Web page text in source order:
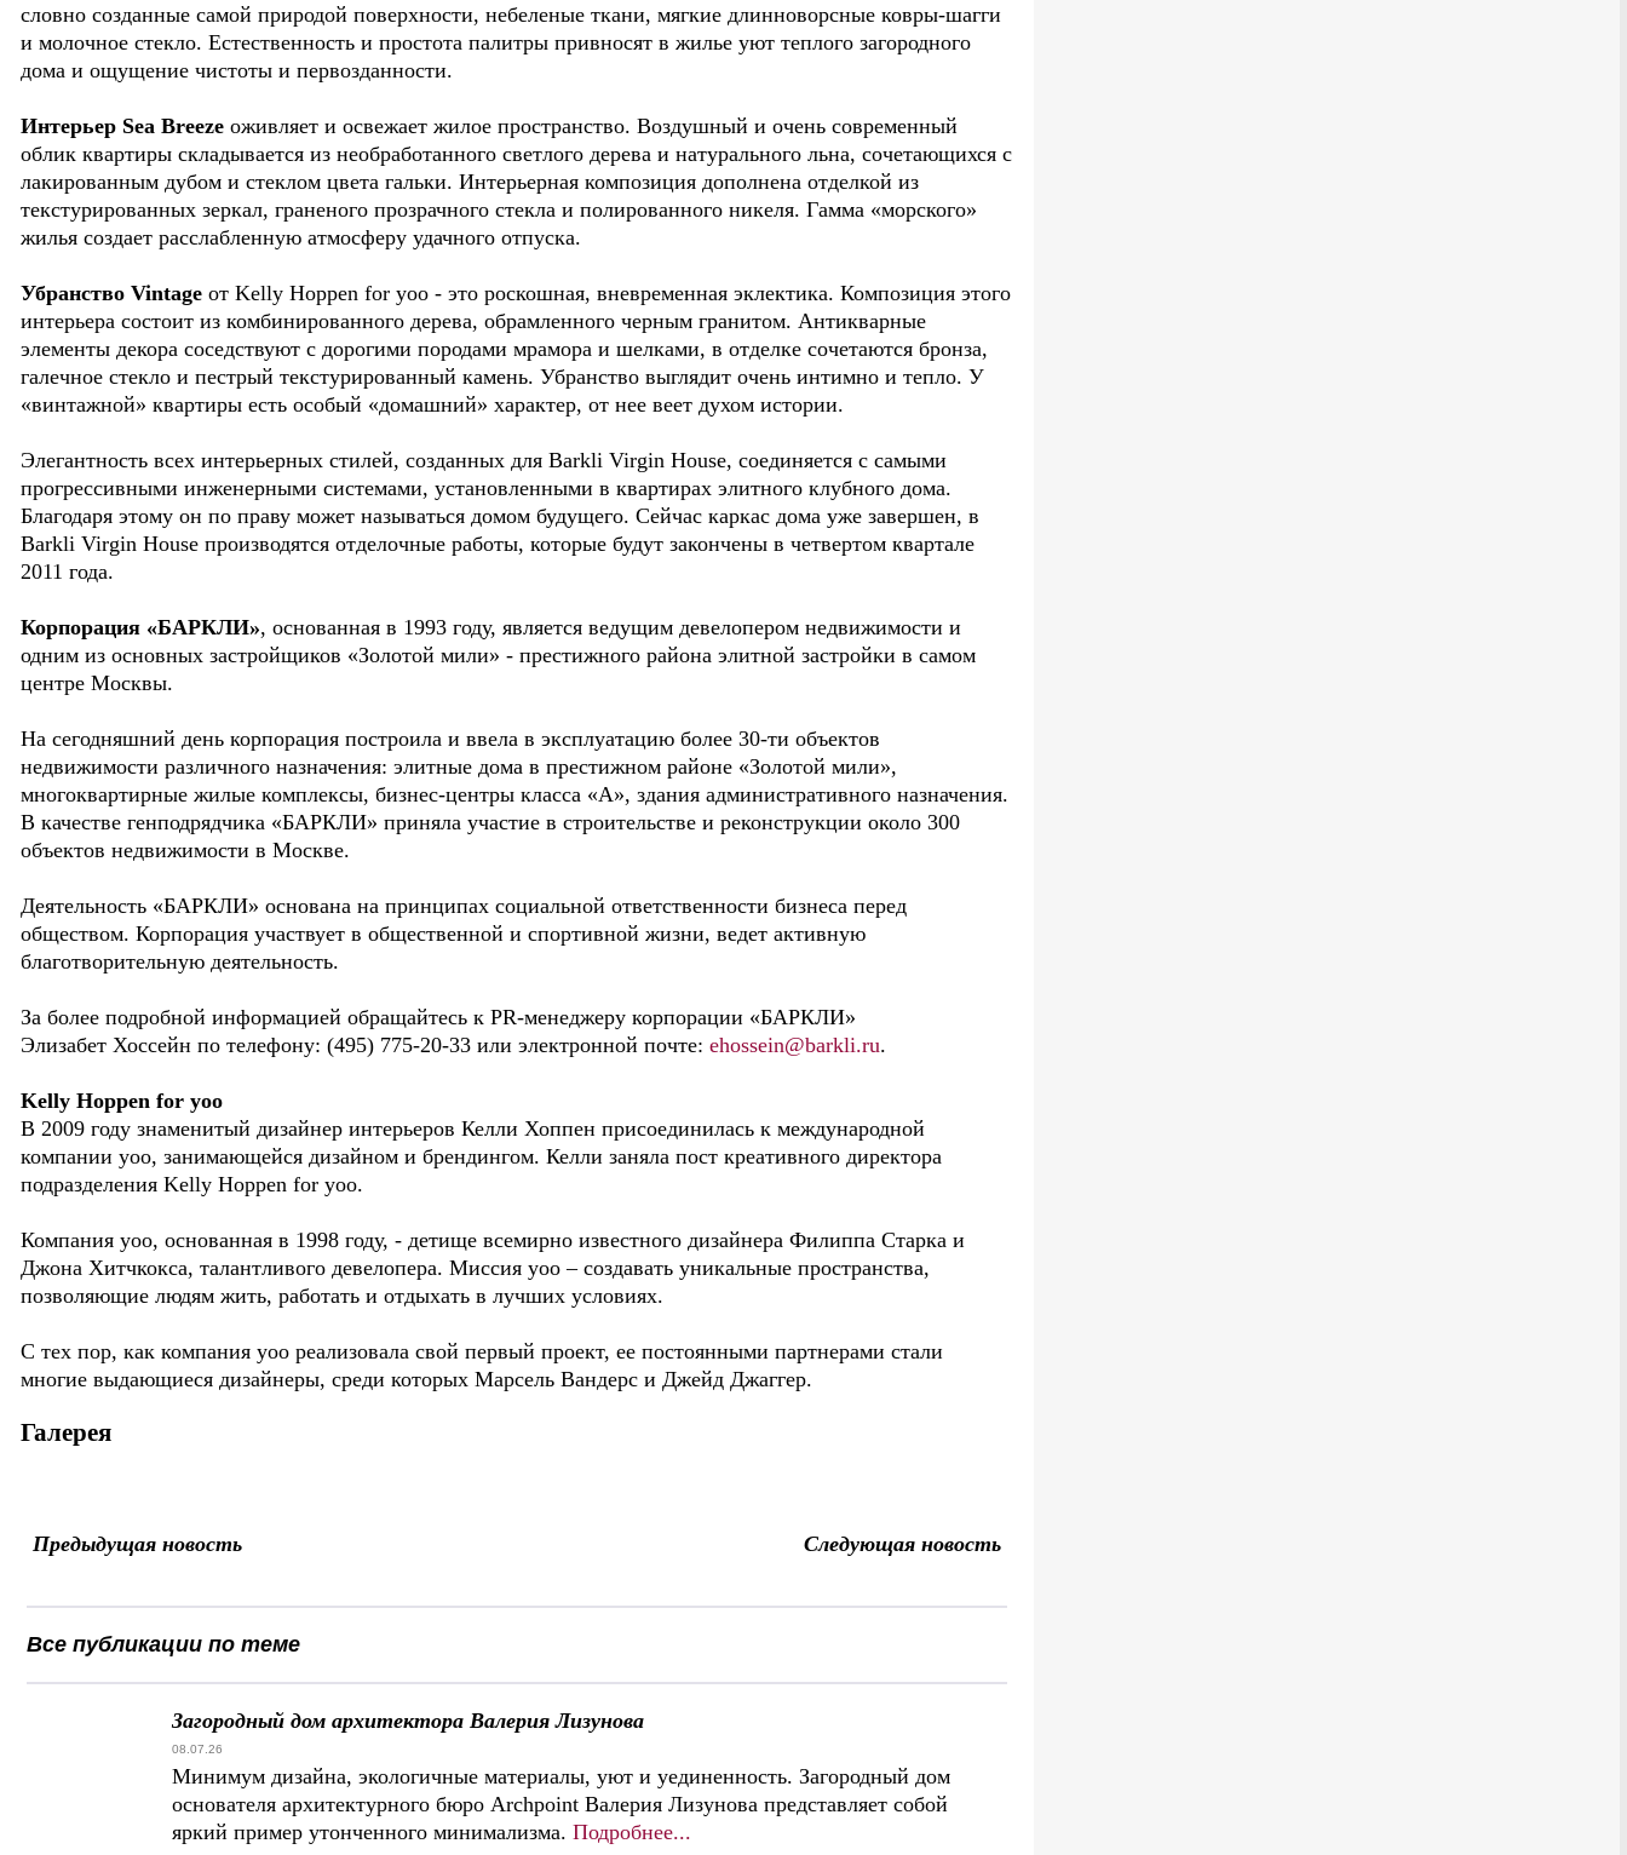
словно созданные самой природой поверхности, небеленые ткани, мягкие длинноворсные ковры-шагги
и молочное стекло. Естественность и простота палитры привносят в жилье уют теплого загородного
дома и ощущение чистоты и первозданности.
Интерьер Sea Breeze оживляет и освежает жилое пространство. Воздушный и очень современный
облик квартиры складывается из необработанного светлого дерева и натурального льна, сочетающихся с
лакированным дубом и стеклом цвета гальки. Интерьерная композиция дополнена отделкой из
текстурированных зеркал, граненого прозрачного стекла и полированного никеля. Гамма «морского»
жилья создает расслабленную атмосферу удачного отпуска.
Убранство Vintage от Kelly Hoppen for yoo - это роскошная, вневременная эклектика. Композиция этого
интерьера состоит из комбинированного дерева, обрамленного черным гранитом. Антикварные
элементы декора соседствуют с дорогими породами мрамора и шелками, в отделке сочетаются бронза,
галечное стекло и пестрый текстурированный камень. Убранство выглядит очень интимно и тепло. У
«винтажной» квартиры есть особый «домашний» характер, от нее веет духом истории.
Элегантность всех интерьерных стилей, созданных для Barkli Virgin House, соединяется с самыми
прогрессивными инженерными системами, установленными в квартирах элитного клубного дома.
Благодаря этому он по праву может называться домом будущего. Сейчас каркас дома уже завершен, в
Barkli Virgin House производятся отделочные работы, которые будут закончены в четвертом квартале
2011 года.
Корпорация «БАРКЛИ», основанная в 1993 году, является ведущим девелопером недвижимости и
одним из основных застройщиков «Золотой мили» - престижного района элитной застройки в самом
центре Москвы.
На сегодняшний день корпорация построила и ввела в эксплуатацию более 30-ти объектов
недвижимости различного назначения: элитные дома в престижном районе «Золотой мили»,
многоквартирные жилые комплексы, бизнес-центры класса «А», здания административного назначения.
В качестве генподрядчика «БАРКЛИ» приняла участие в строительстве и реконструкции около 300
объектов недвижимости в Москве.
Деятельность «БАРКЛИ» основана на принципах социальной ответственности бизнеса перед
обществом. Корпорация участвует в общественной и спортивной жизни, ведет активную
благотворительную деятельность.
За более подробной информацией обращайтесь к PR-менеджеру корпорации «БАРКЛИ»
Элизабет Хоссейн по телефону: (495) 775-20-33 или электронной почте: ehossein@barkli.ru.
Kelly Hoppen for yoo
В 2009 году знаменитый дизайнер интерьеров Келли Хоппен присоединилась к международной
компании yoo, занимающейся дизайном и брендингом. Келли заняла пост креативного директора
подразделения Kelly Hoppen for yoo.
Компания yoo, основанная в 1998 году, - детище всемирно известного дизайнера Филиппа Старка и
Джона Хитчкокса, талантливого девелопера. Миссия yoo – создавать уникальные пространства,
позволяющие людям жить, работать и отдыхать в лучших условиях.
С тех пор, как компания yoo реализовала свой первый проект, ее постоянными партнерами стали
многие выдающиеся дизайнеры, среди которых Марсель Вандерс и Джейд Джаггер.
Галерея
Предыдущая новость Следующая новость
Все публикации по теме
Загородный дом архитектора Валерия Лизунова
08.07.26
Минимум дизайна, экологичные материалы, уют и уединенность. Загородный дом
основателя архитектурного бюро Archpoint Валерия Лизунова представляет собой
яркий пример утонченного минимализма. Подробнее...